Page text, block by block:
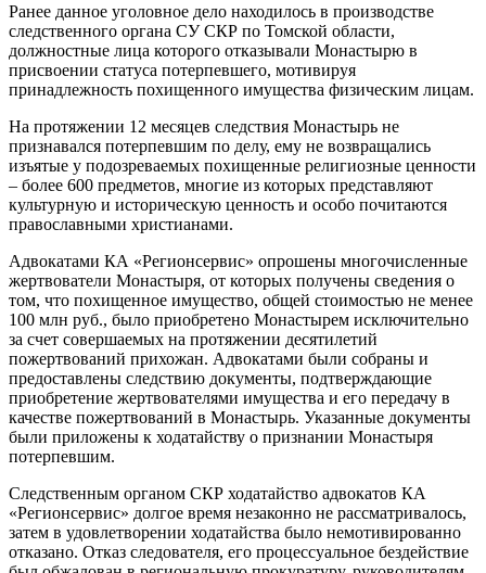
Ранее данное уголовное дело находилось в производстве
следственного органа СУ СКР по Томской области,
должностные лица которого отказывали Монастырю в
присвоении статуса потерпевшего, мотивируя
принадлежность похищенного имущества физическим лицам.
На протяжении 12 месяцев следствия Монастырь не
признавался потерпевшим по делу, ему не возвращались
изъятые у подозреваемых похищенные религиозные ценности
– более 600 предметов, многие из которых представляют
культурную и историческую ценность и особо почитаются
православными христианами.
Адвокатами КА «Регионсервис» опрошены многочисленные
жертвователи Монастыря, от которых получены сведения о
том, что похищенное имущество, общей стоимостью не менее
100 млн руб., было приобретено Монастырем исключительно
за счет совершаемых на протяжении десятилетий
пожертвований прихожан. Адвокатами были собраны и
предоставлены следствию документы, подтверждающие
приобретение жертвователями имущества и его передачу в
качестве пожертвований в Монастырь. Указанные документы
были приложены к ходатайству о признании Монастыря
потерпевшим.
Следственным органом СКР ходатайство адвокатов КА
«Регионсервис» долгое время незаконно не рассматривалось,
затем в удовлетворении ходатайства было немотивированно
отказано. Отказ следователя, его процессуальное бездействие